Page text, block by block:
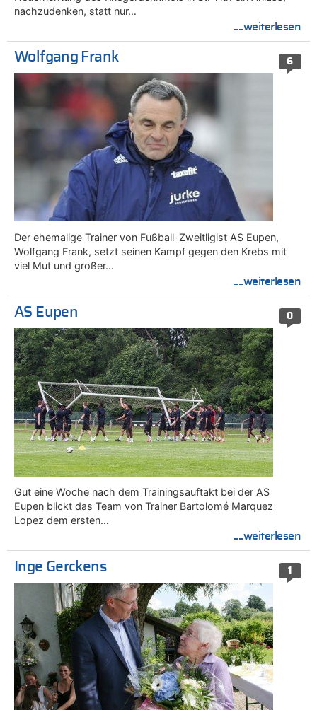
nachzudenken, statt nur…
....weiterlesen
6
Wolfgang Frank
Der ehemalige Trainer von Fußball-Zweitligist AS Eupen,
Wolfgang Frank, setzt seinen Kampf gegen den Krebs mit
viel Mut und großer…
....weiterlesen
0
AS Eupen
Gut eine Woche nach dem Trainingsauftakt bei der AS
Eupen blickt das Team von Trainer Bartolomé Marquez
Lopez dem ersten…
....weiterlesen
1
Inge Gerckens